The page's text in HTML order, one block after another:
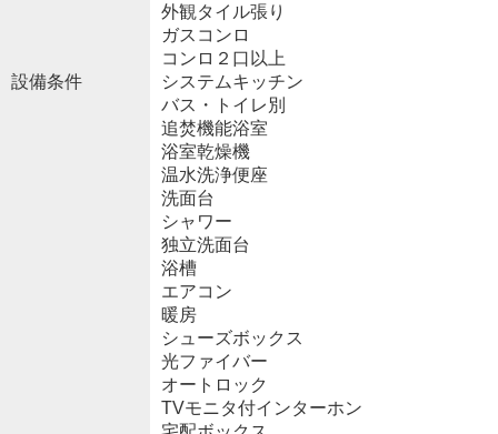
設備条件
外観タイル張り
ガスコンロ
コンロ２口以上
システムキッチン
バス・トイレ別
追焚機能浴室
浴室乾燥機
温水洗浄便座
洗面台
シャワー
独立洗面台
浴槽
エアコン
暖房
シューズボックス
光ファイバー
オートロック
TVモニタ付インターホン